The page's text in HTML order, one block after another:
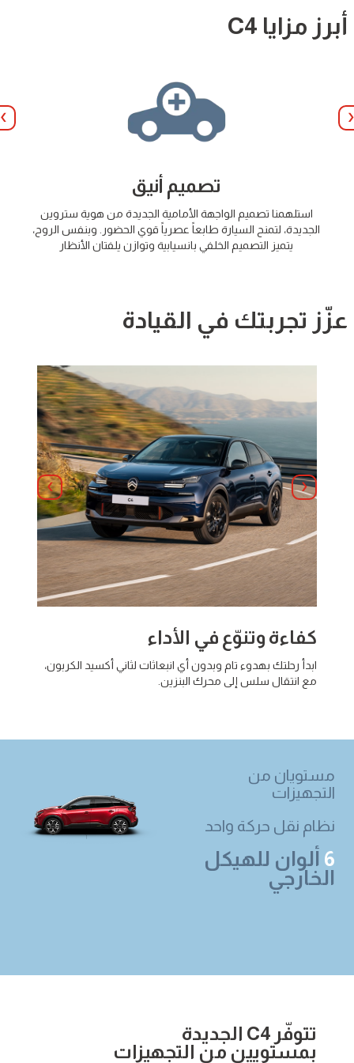
أبرز مزايا C4
Précédent
تصميم أنيق
استلهمنا تصميم الواجهة الأمامية الجديدة من هوية ستروين
الجديدة، لتمنح السيارة طابعاً عصرياً قوي الحضور. وبنفس الروح،
يتميز التصميم الخلفي بانسيابية وتوازن يلفتان الأنظار
عزّز تجربتك في القيادة
Précédent
كفاءة وتنوّع في الأداء
ابدأ رحلتك بهدوء تام وبدون أي انبعاثات لثاني أكسيد الكربون،
مع انتقال سلس إلى محرك البنزين.
Suivant
مستويان من
التجهيزات
نظام نقل حركة واحد
6 ألوان للهيكل
الخارجي
تتوفّر C4
الجديدة
بمستويين من التجهيزات